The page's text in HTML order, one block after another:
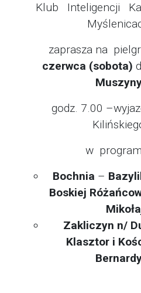
Klub Inteligencji
zaprasza na
czerwca (sobota)
godz. 7.00
w
Bochnia –
Boskiej
Zakliczyn n/
Klasztor i
–